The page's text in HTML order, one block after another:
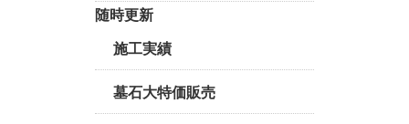
随時更新
施工実績
墓石大特価販売